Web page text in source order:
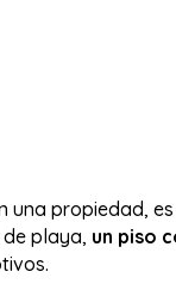
una propiedad,
playa, un piso